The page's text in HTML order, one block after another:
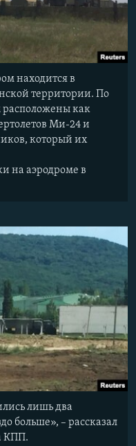
находится в
территории. По
расположены как
Ми-24 и
который их
на аэродроме в
лишь два
больше», – рассказал
КПП.